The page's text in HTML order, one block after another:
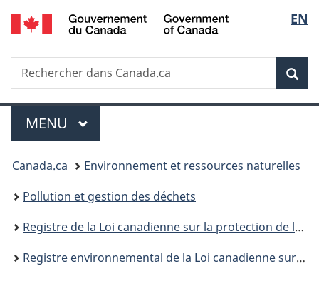
Passer
au
principal
Passer
à
Au
du
Passer
à
version
simplifiée
de
la
EN
Recherche
Rechercher
dans
Menu
MENU PRINCIPAL
Vous
êtes
ici :
Canada.ca
Environnement et ressources naturelles
Pollution et gestion des déchets
Registre de la Loi canadienne sur la protection de l’environnement
Registre environnemental de la Loi canadienne sur la protection de l’environnement : publications